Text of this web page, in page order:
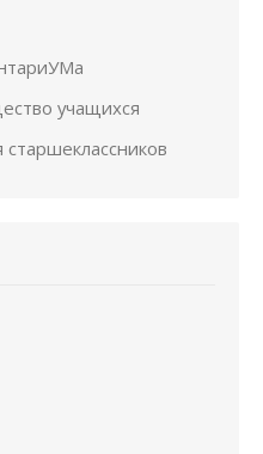
учащихся